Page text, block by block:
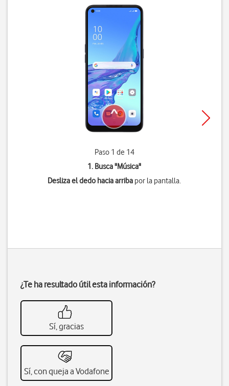
Paso 1 de 14
1. Busca "Música"
Desliza el dedo hacia arriba por la pantalla.
¿Te ha resultado útil esta información?
Sí, gracias
Sí, con queja a Vodafone